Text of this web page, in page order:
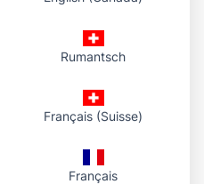
ja klikkaa
Rumantsch
Français (Suisse)
Français